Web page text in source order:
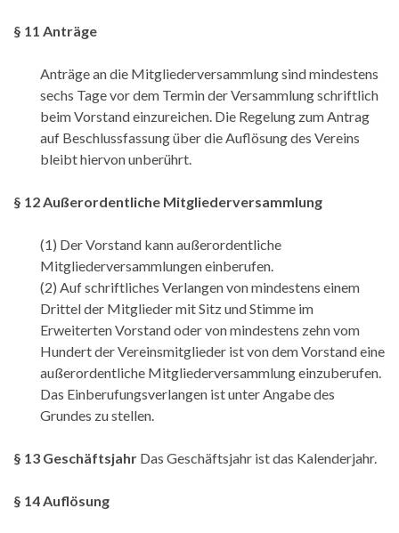
§ 11 Anträge
Anträge an die Mitgliederversammlung sind mindestens
sechs Tage vor dem Termin der Versammlung schriftlich
beim Vorstand einzureichen. Die Regelung zum Antrag
auf Beschlussfassung über die Auflösung des Vereins
bleibt hiervon unberührt.
§ 12 Außerordentliche Mitgliederversammlung
(1) Der Vorstand kann außerordentliche
Mitgliederversammlungen einberufen.
(2) Auf schriftliches Verlangen von mindestens einem
Drittel der Mitglieder mit Sitz und Stimme im
Erweiterten Vorstand oder von mindestens zehn vom
Hundert der Vereinsmitglieder ist von dem Vorstand eine
außerordentliche Mitgliederversammlung einzuberufen.
Das Einberufungsverlangen ist unter Angabe des
Grundes zu stellen.
§ 13 Geschäftsjahr Das Geschäftsjahr ist das Kalenderjahr.
§ 14 Auflösung